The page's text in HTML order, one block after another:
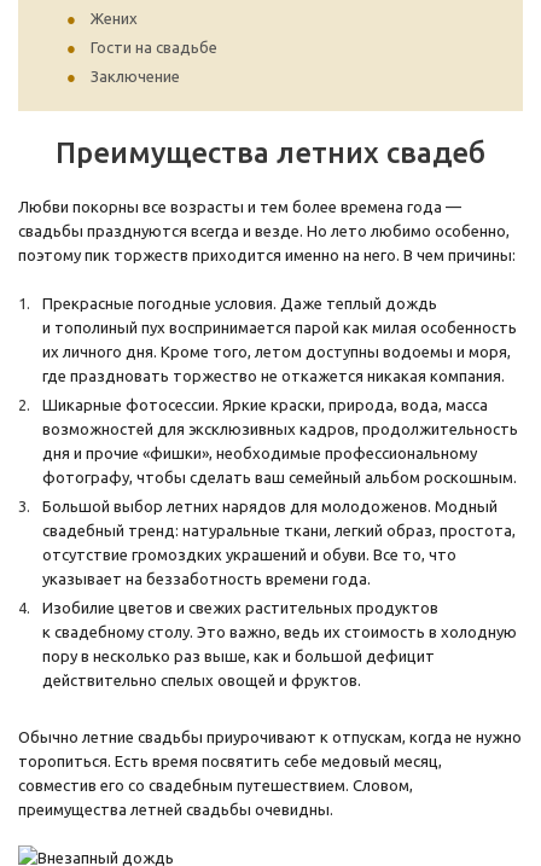
Жених
Гости на свадьбе
Заключение
Преимущества летних свадеб
Любви покорны все возрасты и тем более времена года —
свадьбы празднуются всегда и везде. Но лето любимо особенно,
поэтому пик торжеств приходится именно на него. В чем причины:
Прекрасные погодные условия. Даже теплый дождь
и тополиный пух воспринимается парой как милая особенность
их личного дня. Кроме того, летом доступны водоемы и моря,
где праздновать торжество не откажется никакая компания.
Шикарные фотосессии. Яркие краски, природа, вода, масса
возможностей для эксклюзивных кадров, продолжительность
дня и прочие «фишки», необходимые профессиональному
фотографу, чтобы сделать ваш семейный альбом роскошным.
Большой выбор летних нарядов для молодоженов. Модный
свадебный тренд: натуральные ткани, легкий образ, простота,
отсутствие громоздких украшений и обуви. Все то, что
указывает на беззаботность времени года.
Изобилие цветов и свежих растительных продуктов
к свадебному столу. Это важно, ведь их стоимость в холодную
пору в несколько раз выше, как и большой дефицит
действительно спелых овощей и фруктов.
Обычно летние свадьбы приурочивают к отпускам, когда не нужно
торопиться. Есть время посвятить себе медовый месяц,
совместив его со свадебным путешествием. Словом,
преимущества летней свадьбы очевидны.